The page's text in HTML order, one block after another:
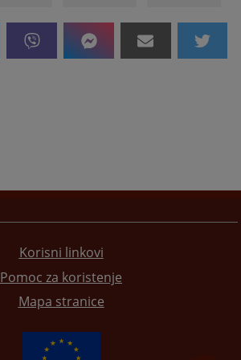
Korisni linkovi
Pomoc za koristenje
Mapa stranice